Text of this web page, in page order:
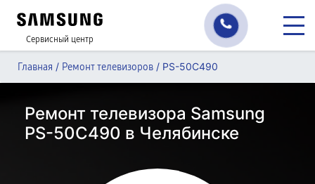
Сервисный центр
Главная / Ремонт телевизоров / PS-50C490
Ремонт телевизора Samsung
PS-50C490 в Челябинске